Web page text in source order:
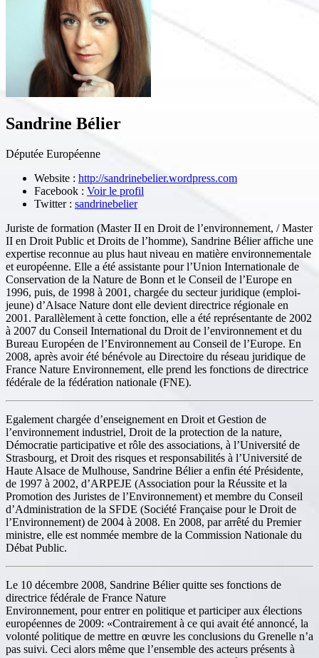
Sandrine Bélier
Députée Européenne
Website : http://sandrinebelier.wordpress.com
Facebook : Voir le profil
Twitter : sandrinebelier
Juriste de formation (Master II en Droit de l’environnement, / Master
II en Droit Public et Droits de l’homme), Sandrine Bélier affiche une
expertise reconnue au plus haut niveau en matière environnementale
et européenne. Elle a été assistante pour l’Union Internationale de
Conservation de la Nature de Bonn et le Conseil de l’Europe en
1996, puis, de 1998 à 2001, chargée du secteur juridique (emploi-
jeune) d’Alsace Nature dont elle devient directrice régionale en
2001. Parallèlement à cette fonction, elle a été représentante de 2002
à 2007 du Conseil International du Droit de l’environnement et du
Bureau Européen de l’Environnement au Conseil de l’Europe. En
2008, après avoir été bénévole au Directoire du réseau juridique de
France Nature Environnement, elle prend les fonctions de directrice
fédérale de la fédération nationale (FNE).
Egalement chargée d’enseignement en Droit et Gestion de
l’environnement industriel, Droit de la protection de la nature,
Démocratie participative et rôle des associations, à l’Université de
Strasbourg, et Droit des risques et responsabilités à l’Université de
Haute Alsace de Mulhouse, Sandrine Bélier a enfin été Présidente,
de 1997 à 2002, d’ARPEJE (Association pour la Réussite et la
Promotion des Juristes de l’Environnement) et membre du Conseil
d’Administration de la SFDE (Société Française pour le Droit de
l’Environnement) de 2004 à 2008. En 2008, par arrêté du Premier
ministre, elle est nommée membre de la Commission Nationale du
Débat Public.
Le 10 décembre 2008, Sandrine Bélier quitte ses fonctions de
directrice fédérale de France Nature
Environnement, pour entrer en politique et participer aux élections
européennes de 2009: «Contrairement à ce qui avait été annoncé, la
volonté politique de mettre en œuvre les conclusions du Grenelle n’a
pas suivi. Ceci alors même que l’ensemble des acteurs présents à